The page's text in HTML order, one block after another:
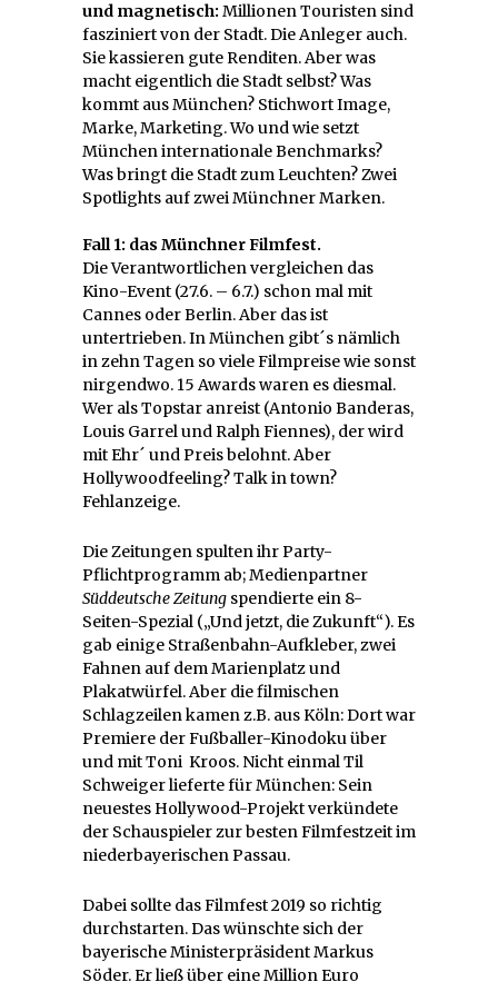
und magnetisch: Millionen Touristen sind
fasziniert von der Stadt. Die Anleger auch.
Sie kassieren gute Renditen. Aber was
macht eigentlich die Stadt selbst? Was
kommt aus München? Stichwort Image,
Marke, Marketing. Wo und wie setzt
München internationale Benchmarks?
Was bringt die Stadt zum Leuchten? Zwei
Spotlights auf zwei Münchner Marken.
Fall 1: das Münchner Filmfest.
Die Verantwortlichen vergleichen das
Kino-Event (27.6. – 6.7.) schon mal mit
Cannes oder Berlin. Aber das ist
untertrieben. In München gibt´s nämlich
in zehn Tagen so viele Filmpreise wie sonst
nirgendwo. 15 Awards waren es diesmal.
Wer als Topstar anreist (Antonio Banderas,
Louis Garrel und Ralph Fiennes), der wird
mit Ehr´ und Preis belohnt. Aber
Hollywoodfeeling? Talk in town?
Fehlanzeige.
Die Zeitungen spulten ihr Party-
Pflichtprogramm ab; Medienpartner
Süddeutsche Zeitung spendierte ein 8-
Seiten-Spezial („Und jetzt, die Zukunft“). Es
gab einige Straßenbahn-Aufkleber, zwei
Fahnen auf dem Marienplatz und
Plakatwürfel. Aber die filmischen
Schlagzeilen kamen z.B. aus Köln: Dort war
Premiere der Fußballer-Kinodoku über
und mit Toni Kroos. Nicht einmal Til
Schweiger lieferte für München: Sein
neuestes Hollywood-Projekt verkündete
der Schauspieler zur besten Filmfestzeit im
niederbayerischen Passau.
Dabei sollte das Filmfest 2019 so richtig
durchstarten. Das wünschte sich der
bayerische Ministerpräsident Markus
Söder. Er ließ über eine Million Euro